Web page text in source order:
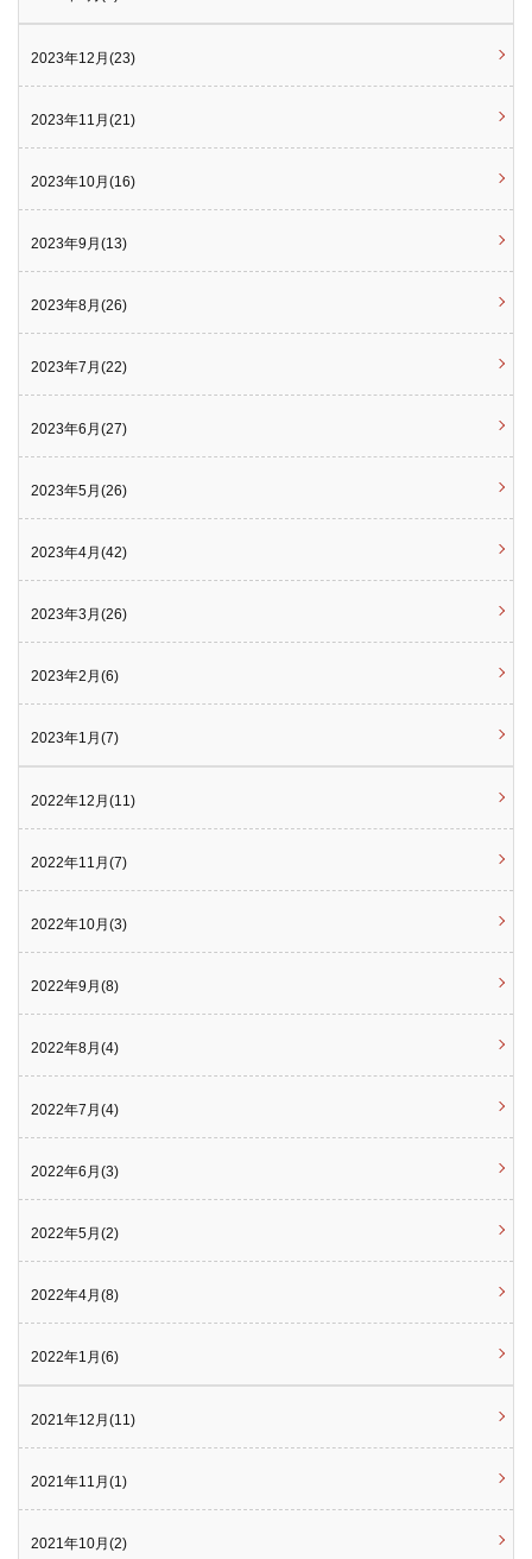
2023年12月(23)
2023年11月(21)
2023年10月(16)
2023年9月(13)
2023年8月(26)
2023年7月(22)
2023年6月(27)
2023年5月(26)
2023年4月(42)
2023年3月(26)
2023年2月(6)
2023年1月(7)
2022年12月(11)
2022年11月(7)
2022年10月(3)
2022年9月(8)
2022年8月(4)
2022年7月(4)
2022年6月(3)
2022年5月(2)
2022年4月(8)
2022年1月(6)
2021年12月(11)
2021年11月(1)
2021年10月(2)